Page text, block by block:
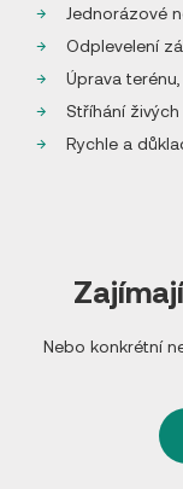
Jednorázové
Odplevelení
Úprava
Stříhání
Rychle a
Nebo konkrétní